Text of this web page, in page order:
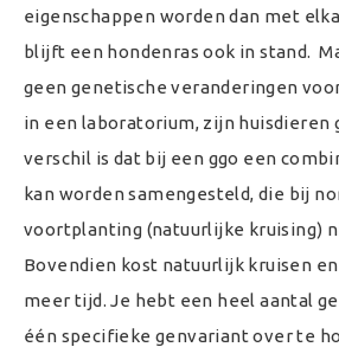
eigenschappen worden dan met
blijft een hondenras ook in stand.
geen genetische veranderingen
in een laboratorium, zijn huisdieren
verschil is dat bij een ggo een
kan worden samengesteld, die bij
voortplanting (natuurlijke kruising)
Bovendien kost natuurlijk kruisen
meer tijd. Je hebt een heel aantal
één specifieke genvariant over te